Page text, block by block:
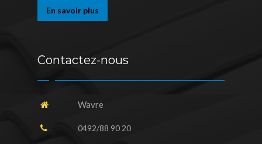
En savoir plus
Contactez-nous
Wavre
0492/88 90 20